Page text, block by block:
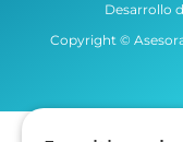
Desarrollo
Copyright ©